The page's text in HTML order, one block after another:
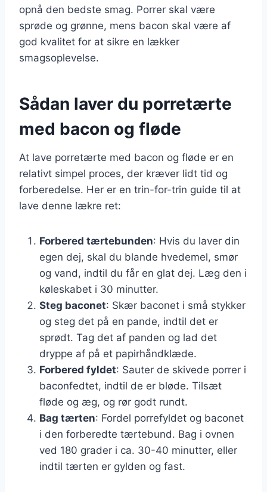
opnå den bedste smag. Porrer skal være
sprøde og grønne, mens bacon skal være af
god kvalitet for at sikre en lækker
smagsoplevelse.
Sådan laver du porretærte
med bacon og fløde
At lave porretærte med bacon og fløde er en
relativt simpel proces, der kræver lidt tid og
forberedelse. Her er en trin-for-trin guide til at
lave denne lækre ret:
Forbered tærtebunden: Hvis du laver din
egen dej, skal du blande hvedemel, smør
og vand, indtil du får en glat dej. Læg den i
køleskabet i 30 minutter.
Steg baconet: Skær baconet i små stykker
og steg det på en pande, indtil det er
sprødt. Tag det af panden og lad det
dryppe af på et papirhåndklæde.
Forbered fyldet: Sauter de skivede porrer i
baconfedtet, indtil de er bløde. Tilsæt
fløde og æg, og rør godt rundt.
Bag tærten: Fordel porrefyldet og baconet
i den forberedte tærtebund. Bag i ovnen
ved 180 grader i ca. 30-40 minutter, eller
indtil tærten er gylden og fast.